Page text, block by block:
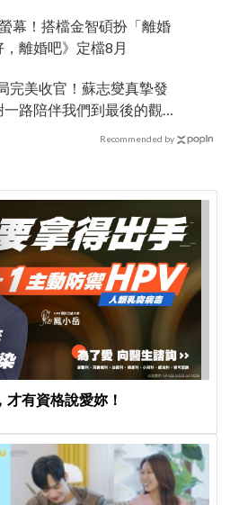
幕！搭檔金智碩扮「離婚
離婚吧》定檔8月
完美收官！蘇志燮真摯發
路陪伴我們到最後的觀
Recommended by
有資格說愛妳！